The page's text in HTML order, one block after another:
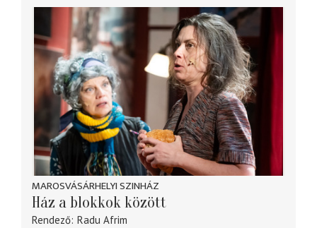
MAROSVÁSÁRHELYI SZINHÁZ
Ház a blokkok között
Rendező Radu Afrim